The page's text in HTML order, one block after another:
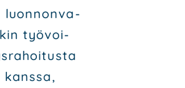
luon­non­va­
työ­voi­